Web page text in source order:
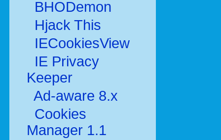
BHODemon
Hjack This
IECookiesView
IE Privacy
Keeper
Ad-aware 8.x
Cookies
Manager 1.1